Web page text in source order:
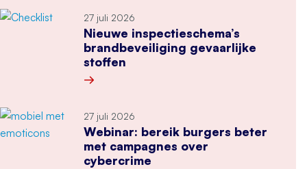
27 juli 2026
Nieuwe inspectieschema’s
brandbeveiliging gevaarlijke
stoffen
27 juli 2026
Webinar: bereik burgers beter
met campagnes over
cybercrime